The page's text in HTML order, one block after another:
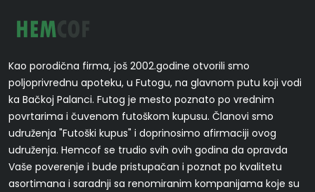
Kao porodična firma, još 2002.godine otvorili smo
poljoprivrednu apoteku, u Futogu, na glavnom putu koji vodi
ka Bačkoj Palanci. Futog je mesto poznato po vrednim
povrtarima i čuvenom futoškom kupusu. Članovi smo
udruženja "Futoški kupus" i doprinosimo afirmaciji ovog
udruženja. Hemcof se trudio svih ovih godina da opravda
Vaše poverenje i bude pristupačan i poznat po kvalitetu
asortimana i saradnji sa renomiranim kompanijama koje su